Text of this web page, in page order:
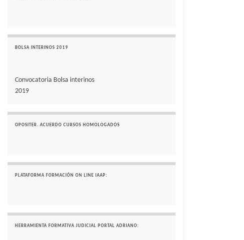
BOLSA INTERINOS 2019
Convocatoria Bolsa interinos
2019
OPOSITER. ACUERDO CURSOS HOMOLOGADOS
PLATAFORMA FORMACIÓN ON LINE IAAP:
HERRAMIENTA FORMATIVA JUDICIAL PORTAL ADRIANO: